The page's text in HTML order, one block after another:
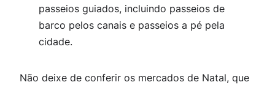
passeios guiados, incluindo passeios de
barco pelos canais e passeios a pé pela
cidade.
Não deixe de conferir os mercados de Natal, que